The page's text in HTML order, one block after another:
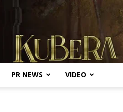
PR NEWS VIDEO